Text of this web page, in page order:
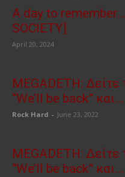
A day to
SOCIETY]
April 20, 2024
MEGADETH:
“We’ll be back” και...
Rock Hard - June 23, 2022
MEGADETH:
“We’ll be back” και...